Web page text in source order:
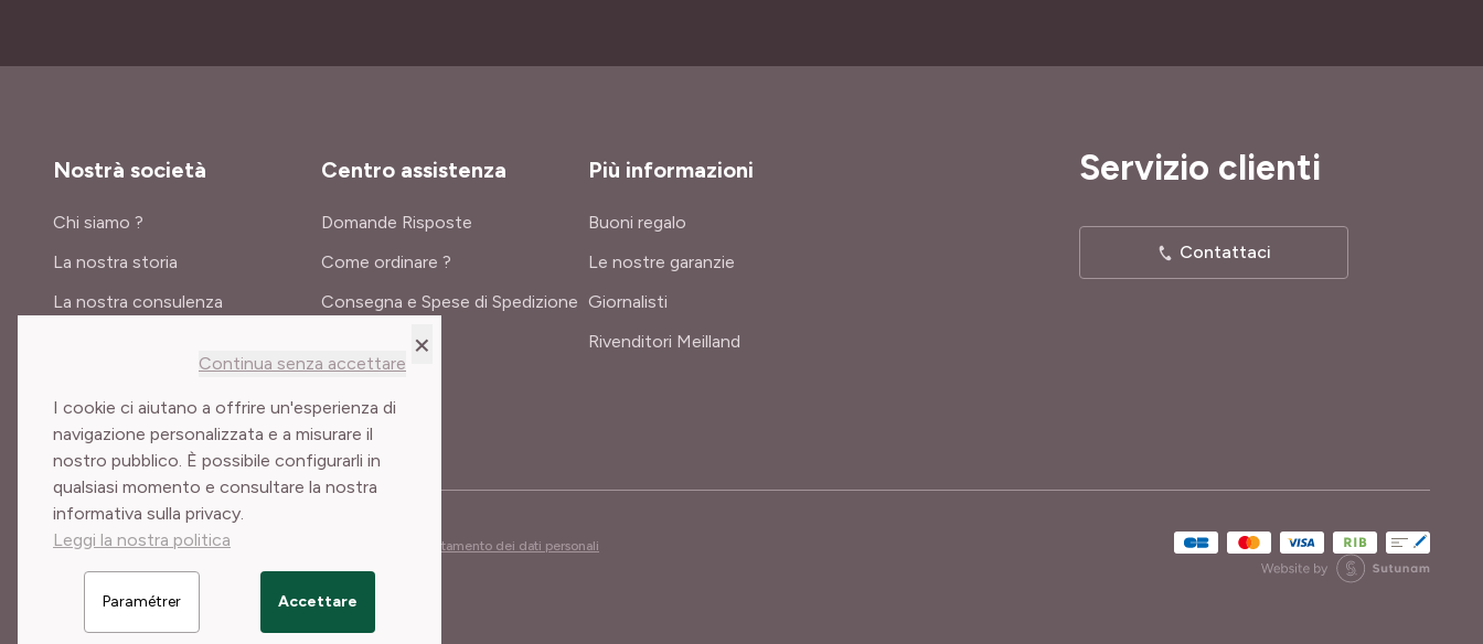
×
Continua senza accettare
I cookie ci aiutano a offrire un'esperienza di
navigazione personalizzata e a misurare il
nostro pubblico. È possibile configurarli in
qualsiasi momento e consultare la nostra
informativa sulla privacy.
Leggi la nostra politica
Paramétrer Accettare
Nostrà società
Chi siamo ?
La nostra storia
La nostra consulenza
Centro assistenza
Domande Risposte
Come ordinare ?
Consegna e Spese di Spedizione
Più informazioni
Buoni regalo
Le nostre garanzie
Giornalisti
Rivenditori Meilland
Servizio clienti
Contattaci
Condizioni generali di vendita Cookies e trattamento dei dati personali